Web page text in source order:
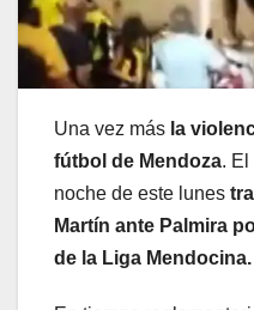
Una vez más la
fútbol de Mendoza. El
noche de este lunes
Martín ante Palmira
de la Liga Mendocina.